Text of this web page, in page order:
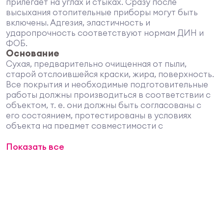
высыхания отопительные приборы могут быть
включены. Адгезия, эластичность и
ударопрочность соответствуют нормам ДИН и
ФОБ.
Основание
Сухая, предварительно очищенная от пыли,
старой отслоившейся краски, жира, поверхность.
Все покрытия и необходимые подготовительные
работы должны производиться в соответствии с
объектом, т. е. они должны быть согласованы с
его состоянием, протестированы в условиях
объекта на предмет совместимости с
свойств методом устройства тестовых выкрасов
Показать все